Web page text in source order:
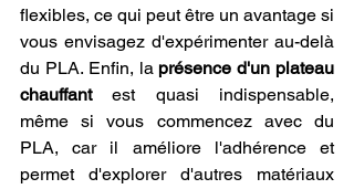
flexibles, ce qui peut être un avantage si
vous envisagez d'expérimenter au-delà
du PLA. Enfin, la présence d'un plateau
chauffant est quasi indispensable,
même si vous commencez avec du
PLA, car il améliore l'adhérence et
permet d'explorer d'autres matériaux